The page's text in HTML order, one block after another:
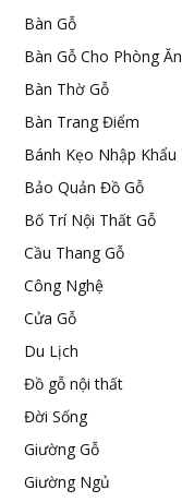
Bàn Gỗ
Bàn Gỗ Cho Phòng Ăn
Bàn Thờ Gỗ
Bàn Trang Điểm
Bánh Kẹo Nhập Khẩu
Bảo Quản Đồ Gỗ
Bố Trí Nội Thất Gỗ
Cầu Thang Gỗ
Công Nghệ
Cửa Gỗ
Du Lịch
Đồ gỗ nội thất
Đời Sống
Giường Gỗ
Giường Ngủ